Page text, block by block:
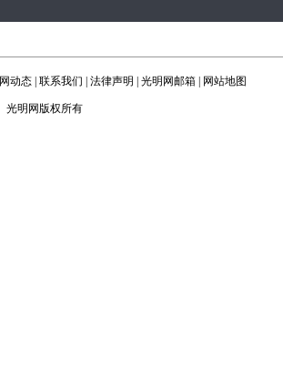
动态 联系我们 法律声明 光明网邮箱 网站地图
光明网版权所有